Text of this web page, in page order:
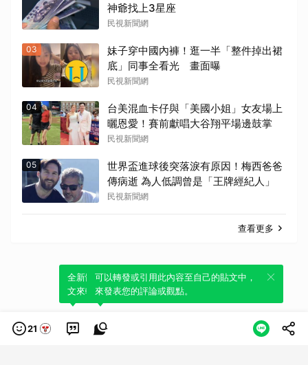
神爺找上3星座
民視新聞網
03
妹子穿中國內褲！逛一半「整件掉出裙
底」同事全看光 畫面曝
民視新聞網
04
台美混血卡仔與「美國小姐」女友場上
曬恩愛！賽前獻唱大谷翔平場邊鼓掌
民視新聞網
05
世界盃進球後突落淚有原因！梅西爸爸
傳病逝 為人低調曾是「王牌經紀人」
民視新聞網
查看更多
21
全新體驗！一鍵引用此內容，透過發布貼
文來輕鬆表達個人立場。
可以轉發或引用此內容至自己的貼文中，
來發表您的評論或觀點。